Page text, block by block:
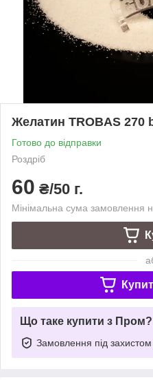
Желатин TROBAS 270
Готово до відправки
Роздріб
60 ₴/50 г.
Мінімальна сума замовлення
Що таке купити з Пром?
Замовлення під захистом